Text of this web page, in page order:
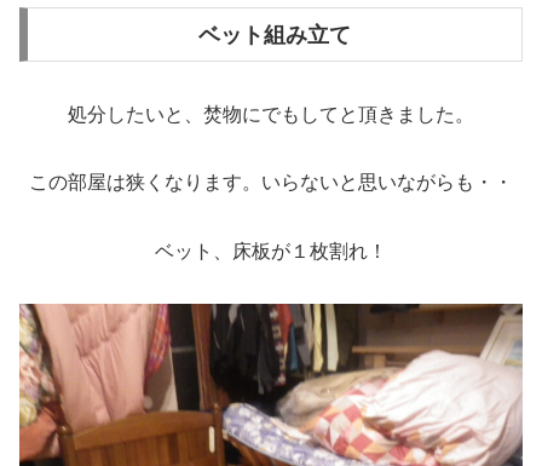
ベット組み立て
処分したいと、焚物にでもしてと頂きました。
この部屋は狭くなります。いらないと思いながらも・・
ベット、床板が１枚割れ！